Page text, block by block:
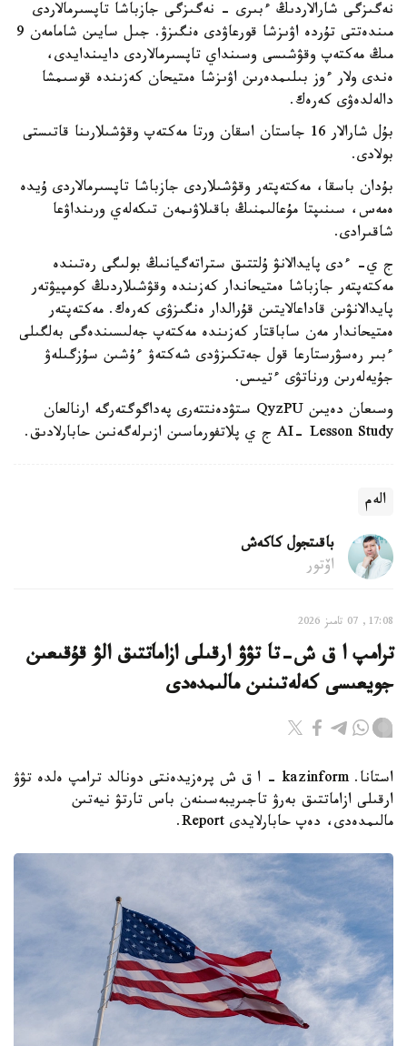
نەگىزگى شارالاردىڭ ءبىرى - نەگىزگى جازباشا تاپسىرمالاردى
مىندەتتى تۇردە اۋىزشا قورعاۋدى ەنگىزۋ. جىل سايىن شامامەن 9
مىڭ مەكتەپ وقۋشىسى وسىنداي تاپسىرمالاردى دايىندايدى،
ەندى ولار ءوز بىلىمدەرىن اۋىزشا ەمتيحان كەزىندە قوسىمشا
دالەلدەۋى كەرەك.
بۇل شارالار 16 جاستان اسقان ورتا مەكتەپ وقۋشىلارىنا قاتىستى
بولادى.
بۇدان باسقا، مەكتەپتەر وقۋشىلاردى جازباشا تاپسىرمالاردى ۇيدە
ەمەس، سىنىپتا مۇعالىمنىڭ باقىلاۋىمەن تىكەلەي ورىنداۋعا
شاقىرادى.
ج ي- ءدى پايدالانۋ ۇلتتىق ستراتەگيانىڭ بولىگى رەتىندە
مەكتەپتەر جازباشا ەمتيحاندار كەزىندە وقۋشىلاردىڭ كومپيۋتەر
پايدالانۋىن قاداعالايتىن قۇرالدار ەنگىزۋى كەرەك. مەكتەپتەر
ەمتيحاندار مەن ساباقتار كەزىندە مەكتەپ جەلىسىندەگى بەلگىلى
ءبىر رەسۋرستارعا قول جەتكىزۋدى شەكتەۋ ءۇشىن سۇزگىلەۋ
جۇيەلەرىن ورناتۋى ءتيىس.
وسىعان دەيىن QyzPU ستۋدەنتتەرى پەداگوگتەرگە ارنالعان
AI- Lesson Study ج ي پلاتفورماسىن ازىرلەگەنىن حابارلادىق.
الەم
باقىتجول كاكەش
اۆتور
17:08, 07 تامىز 2026
ترامپ ا ق ش-تا تۋۋ ارقىلى ازاماتتىق الۋ قۇقىعىن
جويعىسى كەلەتىنىن مالىمدەدى
استانا. kazinform - ا ق ش پرەزيدەنتى دونالد ترامپ ەلدە تۋۋ
ارقىلى ازاماتتىق بەرۋ تاجىريبەسىنەن باس تارتۋ نيەتىن
مالىمدەدى، دەپ حابارلايدى Report.